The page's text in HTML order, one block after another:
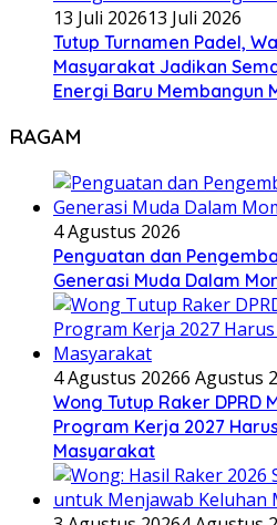
13 Juli 202613 Juli 2026
Tutup Turnamen Padel,
Masyarakat Jadikan
Energi Baru Membangun
RAGAM
4 Agustus 2026
Penguatan dan
Generasi Muda Dalam
4 Agustus 20266 Agustus
Wong Tutup Raker DPRD
Program Kerja 2027
Masyarakat